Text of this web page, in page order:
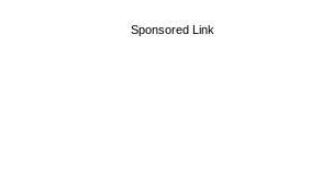
Sponsored Link